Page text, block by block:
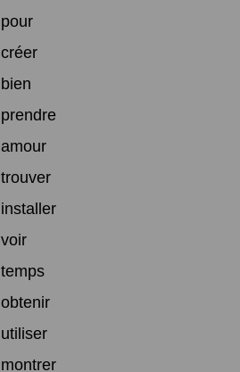
pour
créer
bien
prendre
amour
trouver
installer
voir
temps
obtenir
utiliser
montrer